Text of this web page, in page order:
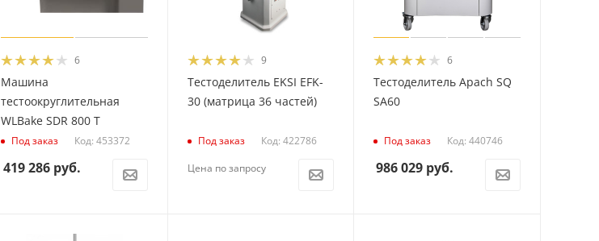
6
Машина
тестоокруглительная
WLBake SDR 800 T
Под заказ Код: 453372
419 286руб.
9
Тестоделитель EKSI EFK-
30 (матрица 36 частей)
Под заказ Код: 422786
Цена по запросу
6
Тестоделитель Apach SQ
SA60
Под заказ Код: 440746
986 029 руб.